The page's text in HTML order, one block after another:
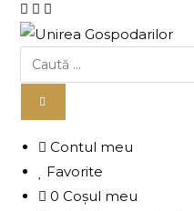
Contul meu
Favorite
0 Coșul meu